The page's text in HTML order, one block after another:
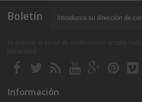
Boletín
Información